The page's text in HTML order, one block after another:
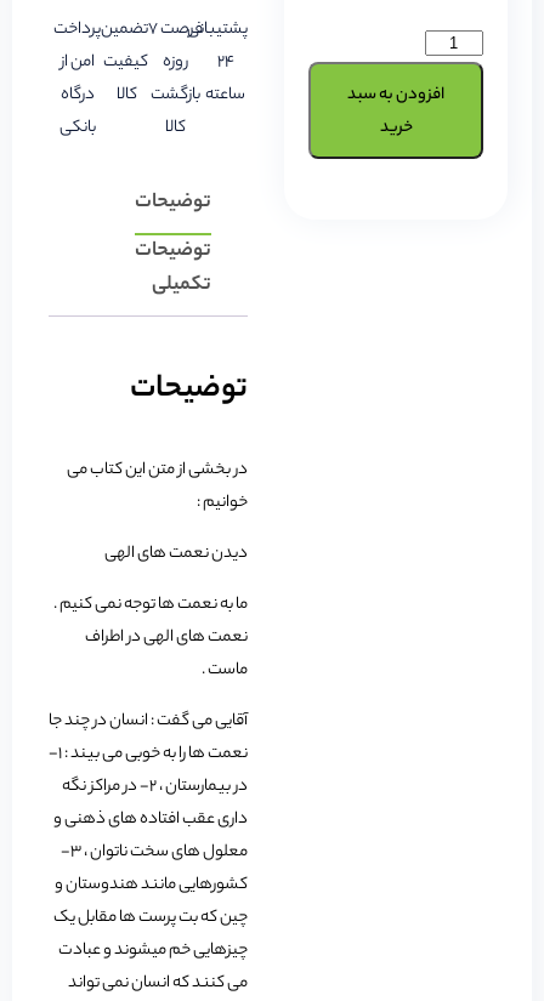
افزودن به سبد
خرید
پشتیبانی
24
ساعته
فرصت 7
روزه
بازگشت
کالا
تضمین
کیفیت
کالا
پرداخت
امن از
درگاه
بانکی
توضیحات
توضیحات
تکمیلی
توضیحات
در بخشی از متن این کتاب می
خوانیم :
دیدن نعمت های الهی
ما به نعمت ها توجه نمی کنیم .
نعمت های الهی در اطراف
ماست .
آقایی می گفت : انسان در چند جا
نعمت ها را به خوبی می بیند : 1-
در بیمارستان ، 2- در مراکز نگه
داری عقب افتاده های ذهنی و
معلول های سخت ناتوان ، 3-
کشورهایی مانند هندوستان و
چین که بت پرست ها مقابل یک
چیزهایی خم میشوند و عبادت
می کنند که انسان نمی تواند